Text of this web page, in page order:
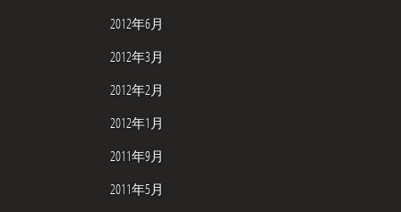
2012年6月
2012年3月
2012年2月
2012年1月
2011年9月
2011年5月